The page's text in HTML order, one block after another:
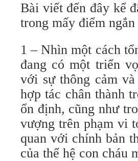
Bài viết đến đây kể
trong mấy điểm ngắn
1 – Nhìn một cách
đang có một triển
với sự thông cảm
hợp tác chân thành
ổn định, cũng như
vượng trên phạm vi
quan với chính bản
của thế hệ con cháu